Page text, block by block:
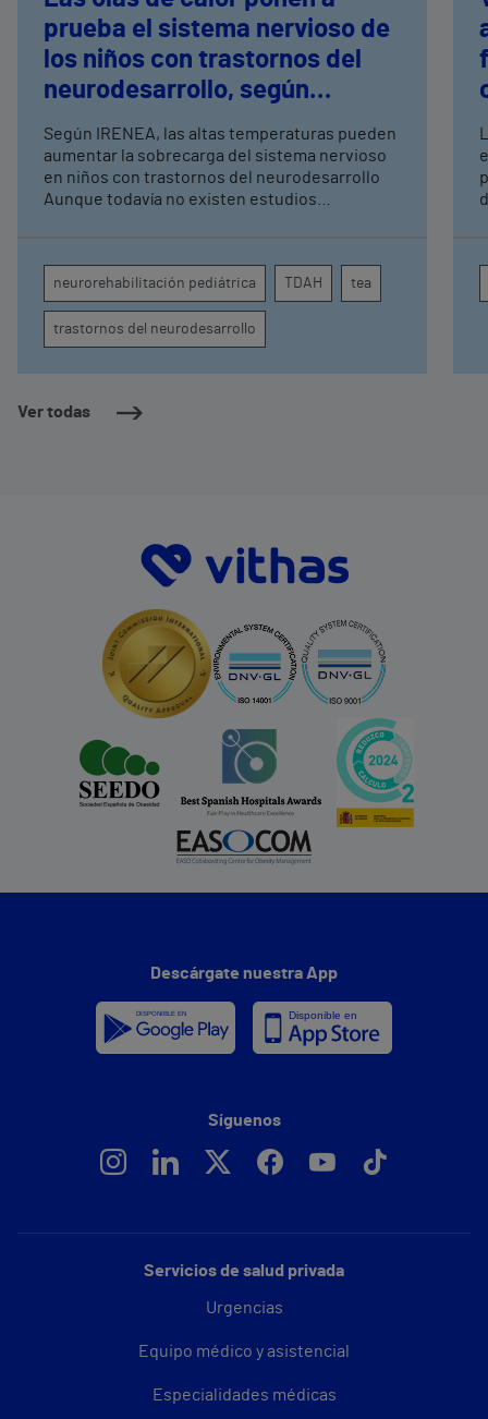
Ver todas
prueba el sistema nervioso de
los niños con trastornos del
neurodesarrollo, según
expertos en
neurorrehabilitación
pediátrica de Vithas
Según IRENEA, las altas temperaturas pueden
aumentar la sobrecarga del sistema nervioso
en niños con trastornos del neurodesarrollo
Aunque todavía no existen estudios
atención, la regulación emocional y la
conducta
neurorehabilitación pediátrica TDAH tea
trastornos del neurodesarrollo
Servicios de salud privada
Urgencias
Equipo médico y asistencial
Especialidades médicas
Descárgate nuestra App
Síguenos